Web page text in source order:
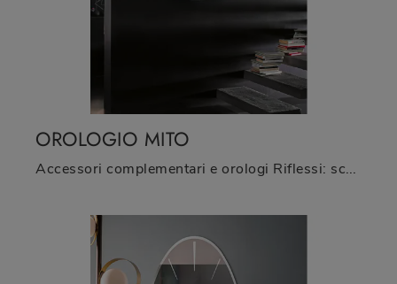
OROLOGIO MITO
Accessori complementari e orologi Riflessi: scopri come arricchire i tuoi interni design con il modello Orologio Mito.